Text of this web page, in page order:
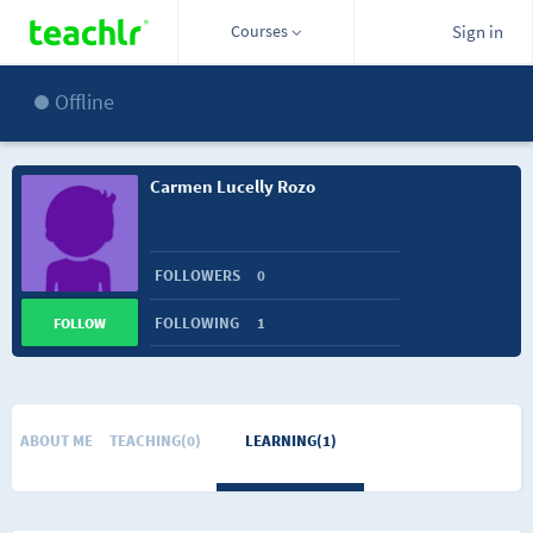
Courses Sign in
Offline
Carmen Lucelly Rozo
FOLLOWERS 0
FOLLOWING 1
FOLLOW
ABOUT ME TEACHING(0) LEARNING(1)